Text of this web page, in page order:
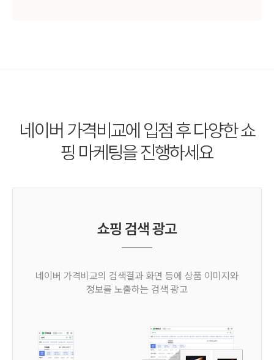
네이버 가격비교에 입점 후다양한 쇼
핑 마케팅을 진행하세요
쇼핑 검색 광고
네이버 가격비교의 검색결과 화면 등에 상품 이미지와
정보를 노출하는 검색 광고